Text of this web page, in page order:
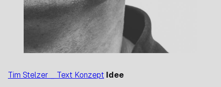
Tim Stelzer _ Text Konzept Idee